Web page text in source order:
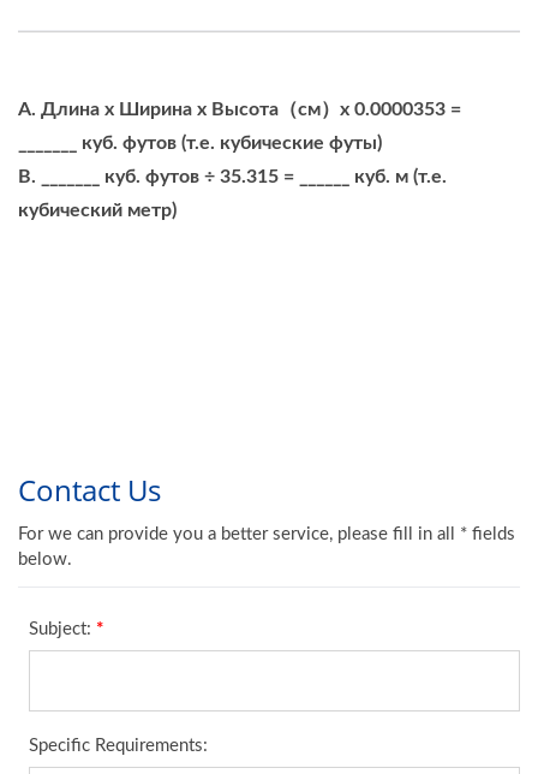
A. Длина x Ширина x Высота（см）x 0.0000353 =
_______ куб. футов (т.е. кубические футы)
B. _______ куб. футов ÷ 35.315 = ______ куб. м (т.е.
кубический метр)